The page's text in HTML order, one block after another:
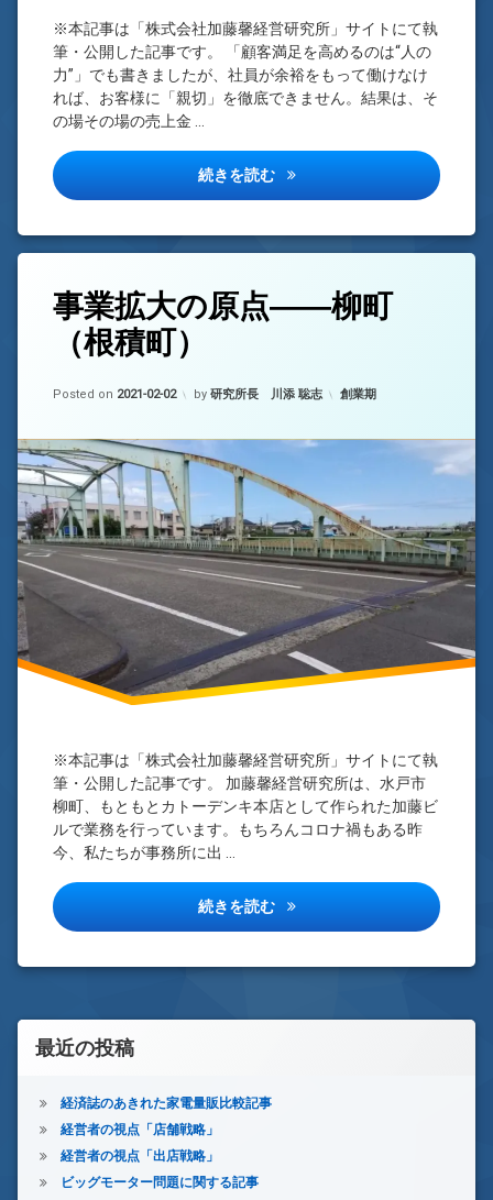
※本記事は「株式会社加藤馨経営研究所」サイトにて執
筆・公開した記事です。 「顧客満足を高めるのは“人の
力”」でも書きましたが、社員が余裕をもって働けなけ
れば、お客様に「親切」を徹底できません。結果は、そ
の場その場の売上金 …
続きを読む 「がんばらない」から余裕が
事業拡大の原点――柳町
（根積町）
Posted on 2021-02-02
Updated on 2022-04-13
by 研究所長 川添 聡志 カテゴリー:
創業期
※本記事は「株式会社加藤馨経営研究所」サイトにて執
筆・公開した記事です。 加藤馨経営研究所は、水戸市
柳町、もともとカトーデンキ本店として作られた加藤ビ
ルで業務を行っています。もちろんコロナ禍もある昨
今、私たちが事務所に出 …
続きを読む 事業拡大の原点――柳町（根
根
積
町
水
浜
事
業
原
柳
町
（根
積
町）
へ
の
3
件
ン
最近の投稿
経済誌のあきれた家電量販比較記事
経営者の視点「店舗戦略」
経営者の視点「出店戦略」
ビッグモーター問題に関する記事